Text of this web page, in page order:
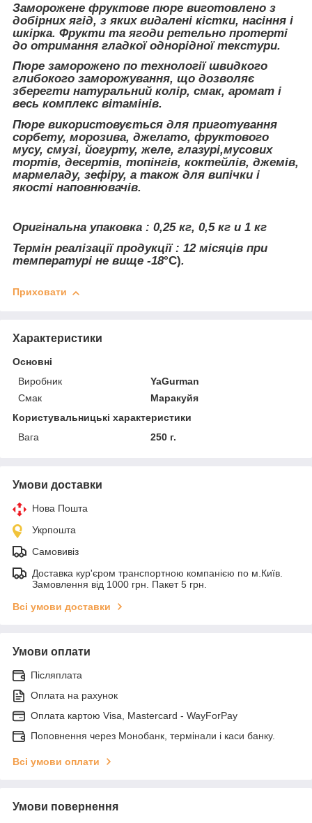
Заморожене фруктове пюре виготовлено з
добірних ягід, з яких видалені кістки, насіння і
шкірка. Фрукти та ягоди ретельно протерті
до отримання гладкої однорідної текстури.
Пюре заморожено по технології швидкого
глибокого заморожування, що дозволяє
зберегти натуральний колір, смак, аромат і
весь комплекс вітамінів.
Пюре використовується для приготування
сорбету, морозива, джелато, фруктового
мусу, смузі, йогурту, желе, глазурі,мусових
тортів, десертів, топінгів, коктейлів, джемів,
мармеладу, зефіру, а також для випічки і
якості наповнювачів.
Оригінальна упаковка : 0,25 кг, 0,5 кг и 1 кг
Термін реалізації продукції : 12 місяців при
температурі не вище -18°С).
Приховати
Характеристики
Основні
Виробник
YaGurman
Смак
Маракуйя
Користувальницькі характеристики
Вага
250 г.
Умови доставки
Нова Пошта
Укрпошта
Самовивіз
Доставка кур'єром транспортною компанією по м.Київ.
Замовлення від 1000 грн. Пакет 5 грн.
Всі умови доставки
Умови оплати
Післяплата
Оплата на рахунок
Оплата картою Visa, Mastercard - WayForPay
Поповнення через Монобанк, термінали і каси банку.
Всі умови оплати
Умови повернення